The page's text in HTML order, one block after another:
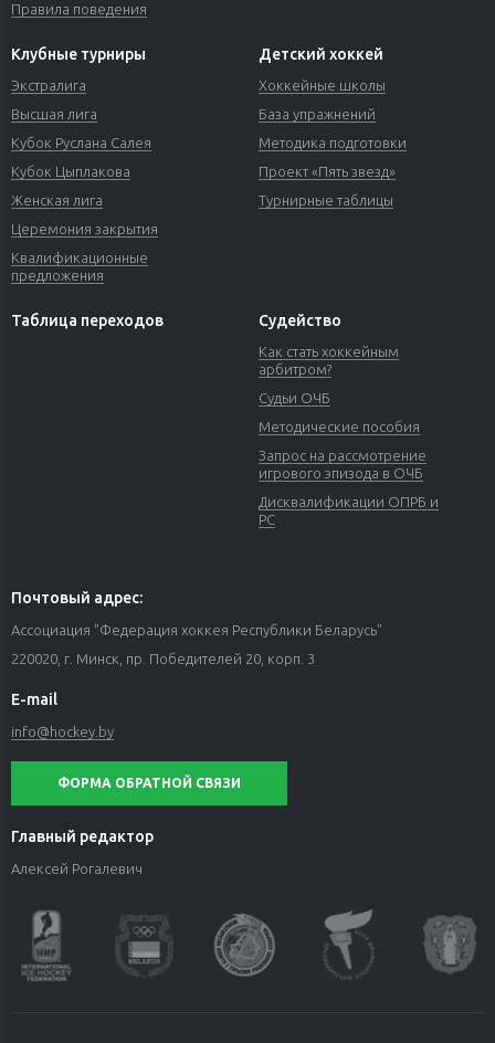
Правила поведения
Клубные турниры
Экстралига
Высшая лига
Кубок Руслана Салея
Кубок Цыплакова
Женская лига
Церемония закрытия
Квалификационные
предложения
Детский хоккей
Хоккейные школы
База упражнений
Методика подготовки
Проект «Пять звезд»
Турнирные таблицы
Таблица переходов Судейство
Как стать хоккейным
арбитром?
Судьи ОЧБ
Методические пособия
Запрос на рассмотрение
игрового эпизода в ОЧБ
Дисквалификации ОПРБ и
РС
Почтовый адрес:
Ассоциация "Федерация хоккея Республики Беларусь"
220020, г. Минск, пр. Победителей 20, корп. 3
E-mail
info@hockey.by
ФОРМА ОБРАТНОЙ СВЯЗИ
Главный редактор
Алексей Рогалевич